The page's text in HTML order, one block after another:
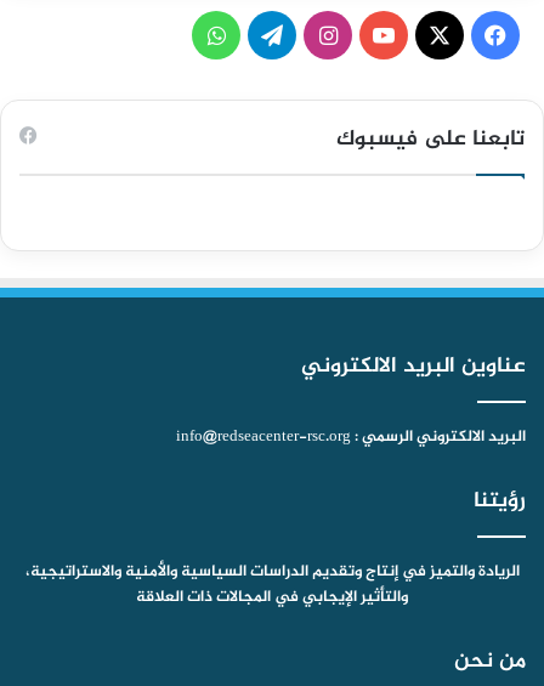
ف
س
ب
ك
o
u
u
e
ت
ر
م
ق
ا
س
ب
تابعنا على فيسبوك
عناوين البريد الالكتروني
البريد الالكتروني الرسمي : info@redseacenter-rsc.org
رؤيتنا
الريادة والتميز في إنتاج وتقديم الدراسات السياسية والأمنية والاستراتيجية،
والتأثير الإيجابي في المجالات ذات العلاقة
من نحن